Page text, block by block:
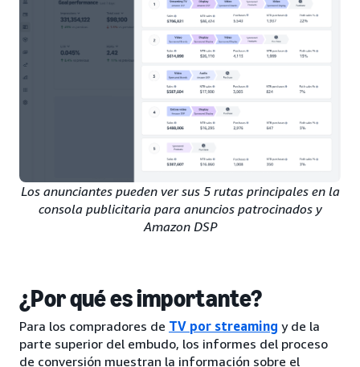
Los anunciantes pueden ver sus 5 rutas principales en la
consola publicitaria para anuncios patrocinados y
Amazon DSP
¿Por qué es importante?
Para los compradores de TV por streaming y de la
parte superior del embudo, los informes del proceso
de conversión muestran la información sobre el